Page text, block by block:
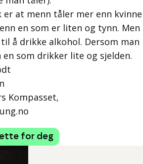
er at menn tåler mer enn
en som er liten og tynn.
å drikke alkohol. Dersom
en som drikker lite og sjelden.
Kompasset,
for deg